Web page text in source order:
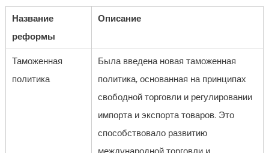
Название
реформы
Описание
Таможенная
политика
Была введена новая таможенная
политика, основанная на принципах
свободной торговли и регулировании
импорта и экспорта товаров. Это
способствовало развитию